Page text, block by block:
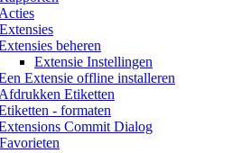
beheren
Extensie Instellingen
Extensie offline installeren
Afdrukken Etiketten
- formaten
Commit Dialog